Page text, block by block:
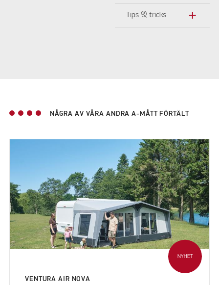
Tips & tricks add
NÅGRA AV VÅRA ANDRA A-MÅTT FÖRTÄLT
NYHET
VENTURA AIR NOVA